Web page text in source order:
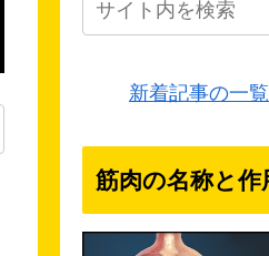
新着記事の一
筋肉の名称と作